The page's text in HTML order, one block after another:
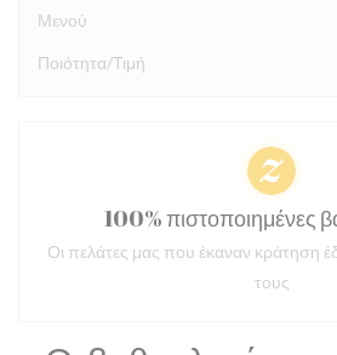
Μενού
Ποιότητα/Τιμή
100% πιστοποιημένες
Οι πελάτες μας που έκαναν κράτηση
τους